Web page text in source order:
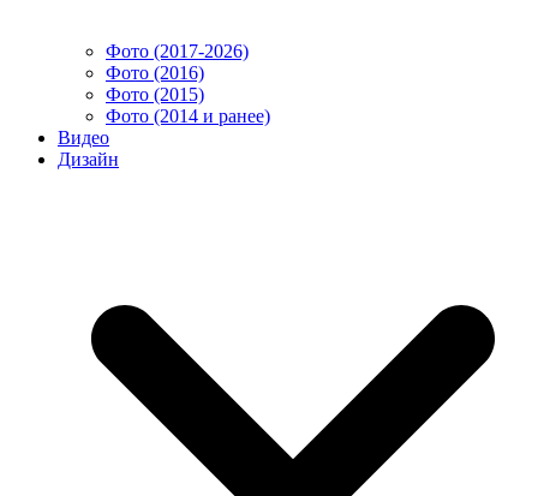
Фото (2017-2026)
Фото (2016)
Фото (2015)
Фото (2014 и ранее)
Видео
Дизайн